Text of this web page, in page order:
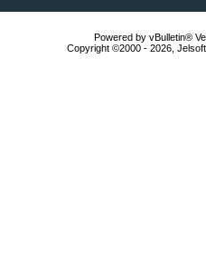
Powered by vBulletin®
Copyright ©2000 - 2026,